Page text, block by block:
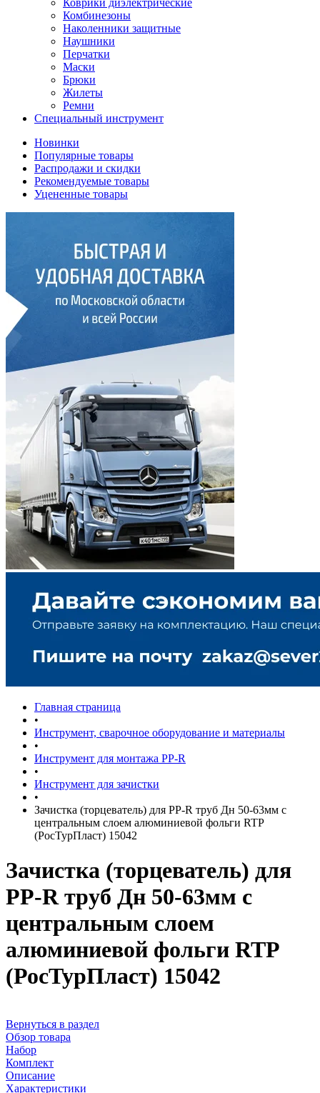
Коврики диэлектрические
Комбинезоны
Наколенники защитные
Наушники
Перчатки
Маски
Брюки
Жилеты
Ремни
Специальный инструмент
Новинки
Популярные товары
Распродажи и скидки
Рекомендуемые товары
Уцененные товары
Главная страница
•
Инструмент, сварочное оборудование и материалы
•
Инструмент для монтажа PP-R
•
Инструмент для зачистки
•
Зачистка (торцеватель) для PP-R труб Дн 50-63мм с
центральным слоем алюминиевой фольги RTP
(РосТурПласт) 15042
Зачистка (торцеватель) для
PP-R труб Дн 50-63мм с
центральным слоем
алюминиевой фольги RTP
(РосТурПласт) 15042
Вернуться в раздел
Обзор товара
Набор
Комплект
Описание
Характеристики